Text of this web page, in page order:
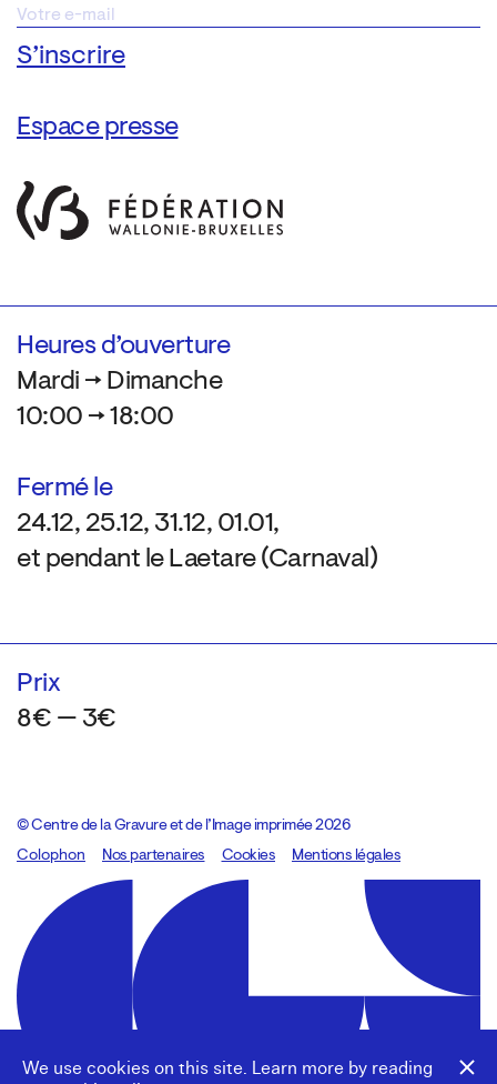
We use cookies on this site. Learn more by reading
Espace presse
Heures d’ouverture
Mardi → Dimanche
10:00 → 18:00
Fermé le
24.12, 25.12, 31.12, 01.01,
et pendant le Laetare (Carnaval)
Prix
8€ — 3€
© Centre de la Gravure et de l’Image imprimée 2026
Colophon
Design:Marcel Kaczmarek, code:8080.studio
Nos partenaires Cookies Mentions légales